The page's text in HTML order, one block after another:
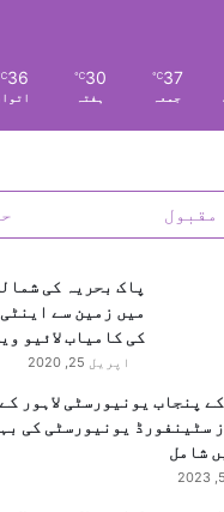
37
℃
جمعہ
30
℃
ہفتہ
36
مقبول
پاک بحریہ کی
میں زمین سے
کی کامیاب لائیو
اپریل 25, 2020
پنجاب یونیورسٹی لاہور
سٹینفورڈ یونیورسٹی کی
شامل